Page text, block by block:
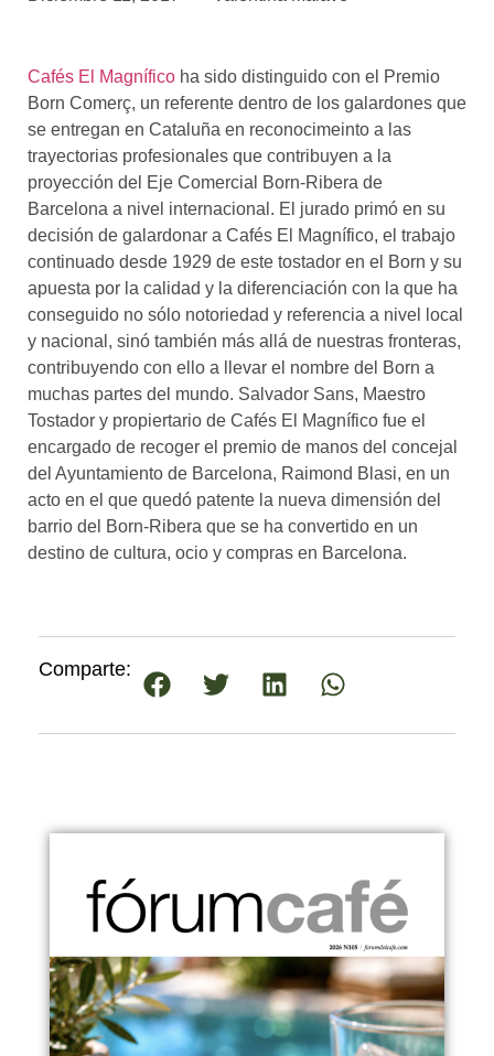
el café siempre tiene
algo nuevo que
enseñarnos
BOLSA DE TRABAJO
¡te imaginas vivir de tu pasión
por el café?
CONTACTO
¡queremos saber
Cafés El Magnífico ha sido distinguido con el Premio
Born Comerç, un referente dentro de los galardones que
se entregan en Cataluña en reconocimeinto a las
trayectorias profesionales que contribuyen a la
proyección del Eje Comercial Born-Ribera de
Barcelona a nivel internacional. El jurado primó en su
decisión de galardonar a Cafés El Magnífico, el trabajo
continuado desde 1929 de este tostador en el Born y su
apuesta por la calidad y la diferenciación con la que ha
conseguido no sólo notoriedad y referencia a nivel local
y nacional, sinó también más allá de nuestras fronteras,
contribuyendo con ello a llevar el nombre del Born a
muchas partes del mundo. Salvador Sans, Maestro
Tostador y propiertario de Cafés El Magnífico fue el
encargado de recoger el premio de manos del concejal
del Ayuntamiento de Barcelona, Raimond Blasi, en un
acto en el que quedó patente la nueva dimensión del
barrio del Born-Ribera que se ha convertido en un
destino de cultura, ocio y compras en Barcelona.
Comparte: